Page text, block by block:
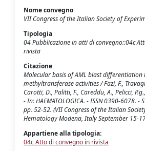
Nome convegno
VII Congress of the Italian Society of
Tipologia
04 Pubblicazione in atti di convegno::04c
rivista
Citazione
Molecular basis of AML blast
methyltransferase activities / Fazi, F.,
Carotti, D., Palitti, F., Careddu, A., Pelicci,
- In: HAEMATOLOGICA. - ISSN 0390-6078. -
pp. 52-52. (VII Congress of the Italian
Hematology Modena, Italy September 15-
Appartiene alla tipologia:
04c Atto di convegno in rivista